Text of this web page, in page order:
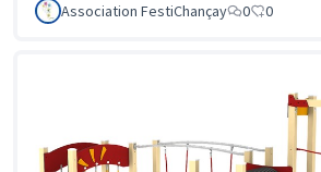
Association FestiChançay
0 0